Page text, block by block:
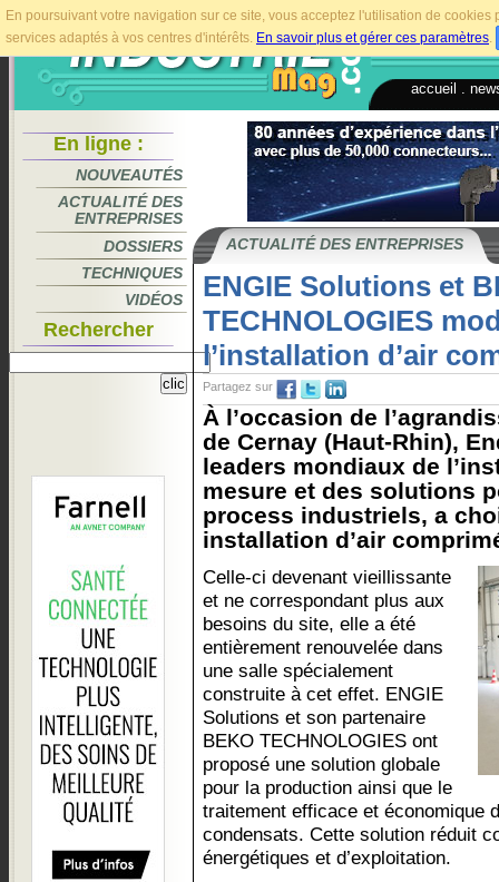
En poursuivant votre navigation sur ce site, vous acceptez l'utilisation de
services adaptés à vos centres d'intérêts. En savoir plus et gérer ces paramètres.
accueil
En ligne :
NOUVEAUTÉS
ACTUALITÉ DES
ENTREPRISES
DOSSIERS
TECHNIQUES
VIDÉOS
Rechercher
ACTUALITÉ DES ENTREPRISES
ENGIE Solutions et
TECHNOLOGIES
l’installation d’air
Partagez sur
À l’occasion de
de Cernay (Haut-Rhin),
leaders mondiaux de
mesure et des solutions
process industriels, a
installation d’air
Celle-ci devenant vieillissante
et ne correspondant plus aux
besoins du site, elle a été
entièrement renouvelée dans
une salle spécialement
construite à cet effet. ENGIE
Solutions et son partenaire
BEKO TECHNOLOGIES ont
proposé une solution globale
pour la production ainsi que le
traitement efficace et économique
condensats. Cette solution réduit
énergétiques et d’exploitation.